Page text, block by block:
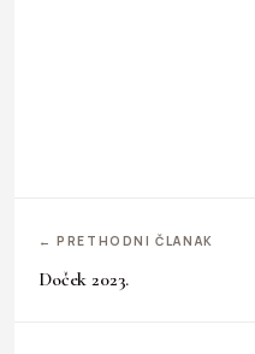
← PRETHODNI ČLANAK
Doček 2023.